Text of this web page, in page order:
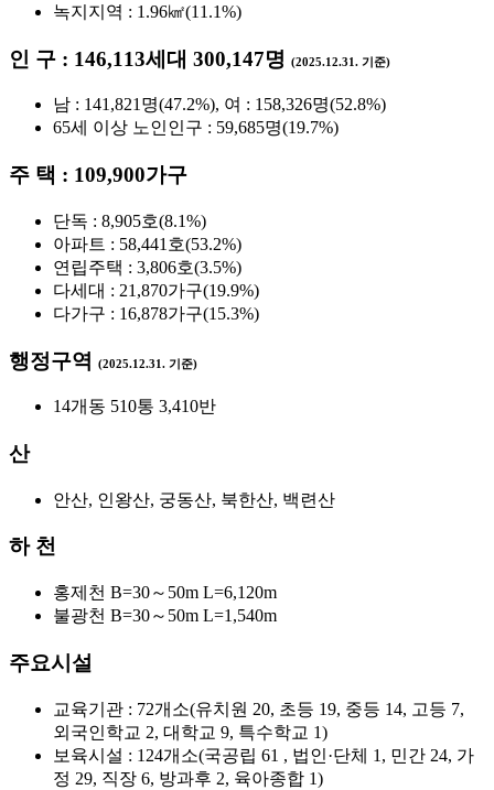
녹지지역 : 1.96㎢(11.1%)
인 구 : 146,113세대 300,147명 (2025.12.31. 기준)
남 : 141,821명(47.2%), 여 : 158,326명(52.8%)
65세 이상 노인인구 : 59,685명(19.7%)
주 택 : 109,900가구
단독 : 8,905호(8.1%)
아파트 : 58,441호(53.2%)
연립주택 : 3,806호(3.5%)
다세대 : 21,870가구(19.9%)
다가구 : 16,878가구(15.3%)
행정구역 (2025.12.31. 기준)
14개동 510통 3,410반
산
안산, 인왕산, 궁동산, 북한산, 백련산
하 천
홍제천 B=30～50m L=6,120m
불광천 B=30～50m L=1,540m
주요시설
교육기관 : 72개소(유치원 20, 초등 19, 중등 14, 고등 7,
외국인학교 2, 대학교 9, 특수학교 1)
보육시설 : 124개소(국공립 61 , 법인·단체 1, 민간 24, 가
정 29, 직장 6, 방과후 2, 육아종합 1)